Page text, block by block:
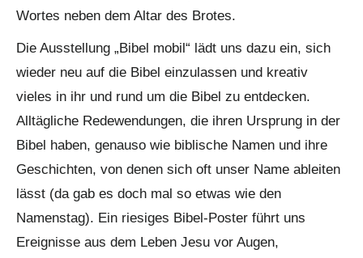
Wortes neben dem Altar des Brotes.
Die Ausstellung „Bibel mobil“ lädt uns dazu ein, sich
wieder neu auf die Bibel einzulassen und kreativ
vieles in ihr und rund um die Bibel zu entdecken.
Alltägliche Redewendungen, die ihren Ursprung in der
Bibel haben, genauso wie biblische Namen und ihre
Geschichten, von denen sich oft unser Name ableiten
lässt (da gab es doch mal so etwas wie den
Namenstag). Ein riesiges Bibel-Poster führt uns
Ereignisse aus dem Leben Jesu vor Augen,